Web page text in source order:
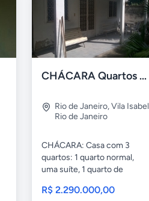
CHÁCARA Quartos Suíte Árvores Frutíferas, "É Ver e Comprar".
Rio de Janeiro,Vila Isabel
Rio de Janeiro
CHÁCARA: Casa com 3
quartos: 1 quarto normal,
uma suíte, 1 quarto de
R$ 2.290.000,00